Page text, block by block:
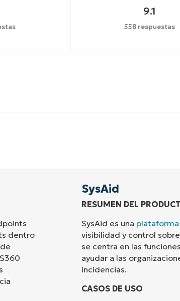
9.1
558 respuestas
dentro
SysAid
RESUMEN DEL
SysAid es una plataforma
visibilidad y control
se centra en las
ayudar a las
incidencias.
CASOS DE USO
Company